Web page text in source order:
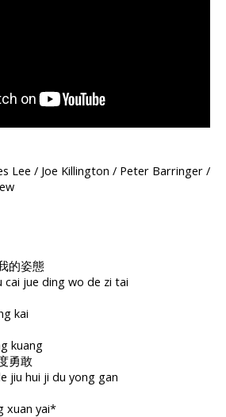
Lee / Joe Killington / Peter Barringer /
的姿態
cai jue ding wo de zi tai
kai
kuang
勇敢
jiu hui ji du yong gan
xuan yai*